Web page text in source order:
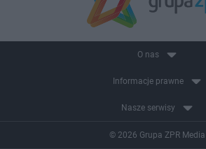
O nas
Informacje prawne
Nasze serwisy
© 2026 Grupa ZPR Media